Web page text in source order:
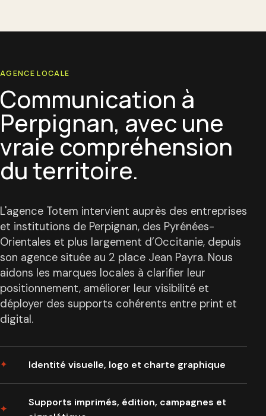
AGENCE LOCALE
Communication à
Perpignan, avec une
vraie compréhension
du territoire.
L'agence Totem intervient auprès des entreprises
et institutions de Perpignan, des Pyrénées-
Orientales et plus largement d’Occitanie, depuis
son agence située au 2 place Jean Payra. Nous
aidons les marques locales à clarifier leur
positionnement, améliorer leur visibilité et
déployer des supports cohérents entre print et
digital.
Identité visuelle, logo et charte graphique
Supports imprimés, édition, campagnes et